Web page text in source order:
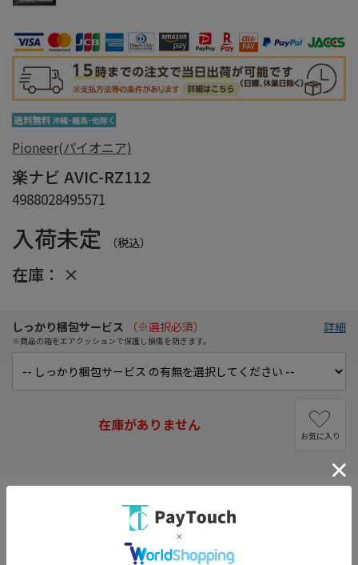
Pioneer(パイオニア)
楽ナビ AVIC-RZ112
4988028495571
入荷未定 （税込）
在庫： ×
しっかり梱包サービス （※選択必須）
※商品の箱をエアクッションで保護し損傷を防ぎます。
詳細
在庫がありません
お気に入り
タイプ： 180mmモデル
設置タイプ： 一体型(2DIN)